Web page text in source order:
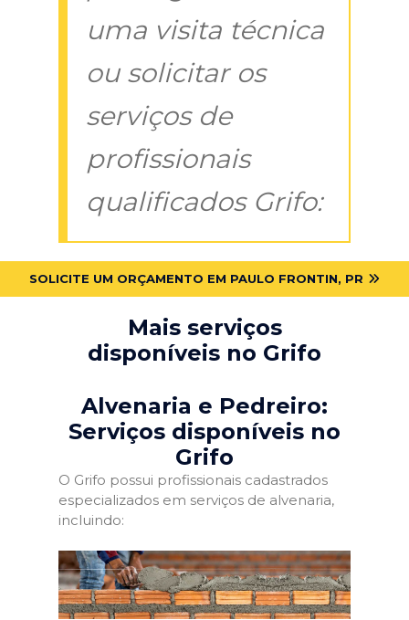
uma visita técnica
ou solicitar os
serviços de
profissionais
qualificados Grifo:
SOLICITE UM ORÇAMENTO EM PAULO FRONTIN, PR
Mais serviços
disponíveis no Grifo
Alvenaria e Pedreiro:
Serviços disponíveis no
Grifo
O Grifo possui profissionais cadastrados
especializados em serviços de alvenaria,
incluindo: